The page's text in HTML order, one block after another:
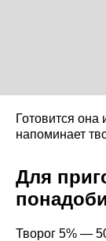
Готовится она
напоминает
Для
Творог 5% —